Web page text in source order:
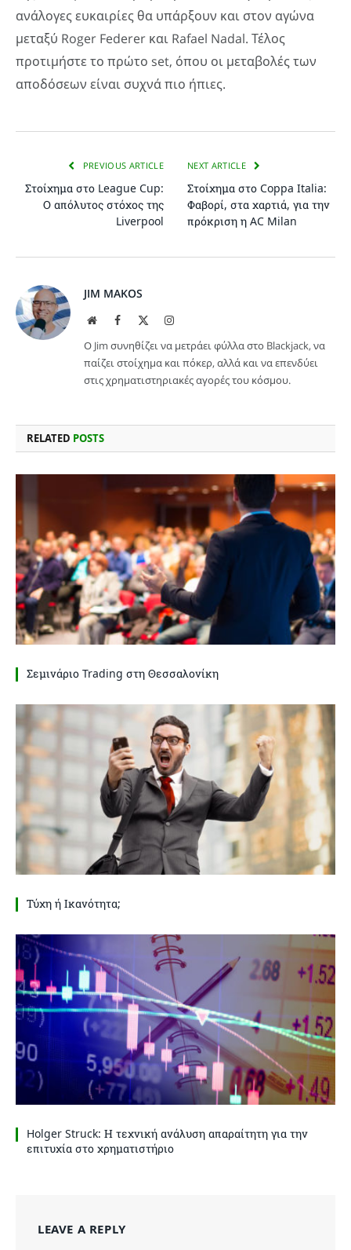
ανάλογες ευκαιρίες θα υπάρξουν και στον αγώνα
μεταξύ Roger Federer και Rafael Nadal. Τέλος
προτιμήστε το πρώτο set, όπου οι μεταβολές των
αποδόσεων είναι συχνά πιο ήπιες.
PREVIOUS ARTICLE
Στοίχημα στο League Cup:
Ο απόλυτος στόχος της
Liverpool
NEXT ARTICLE
Στοίχημα στο Coppa Italia:
Φαβορί, στα χαρτιά, για την
πρόκριση η AC Milan
JIM MAKOS
WebsiteFacebook Instagram
Ο Jim συνηθίζει να μετράει φύλλα στο Blackjack, να
παίζει στοίχημα και πόκερ, αλλά και να επενδύει
στις χρηματιστηριακές αγορές του κόσμου.
RELATED POSTS
Σεμινάριο Trading στη Θεσσαλονίκη
Τύχη ή Ικανότητα;
Holger Struck: Η τεχνική ανάλυση απαραίτητη για την
επιτυχία στο χρηματιστήριο
LEAVE A REPLY